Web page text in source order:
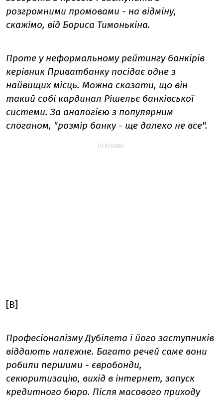
розгромними промовами - на відміну,
скажімо, від Бориса Тимонькіна.
Проте у неформальному рейтингу банкірів
керівник Приватбанку посідає одне з
найвищих місць. Можна сказати, що він
такий собі кардинал Рішельє банківської
системи. За аналогією з популярним
слоганом, "розмір банку - ще далеко не все".
РЕКЛАМА:
[B]
Професіоналізму Дубілета і його заступників
віддають належне. Багато речей саме вони
робили першими - євробонди,
секюритизацію, вихід в інтернет, запуск
кредитного бюро. Після масового приходу